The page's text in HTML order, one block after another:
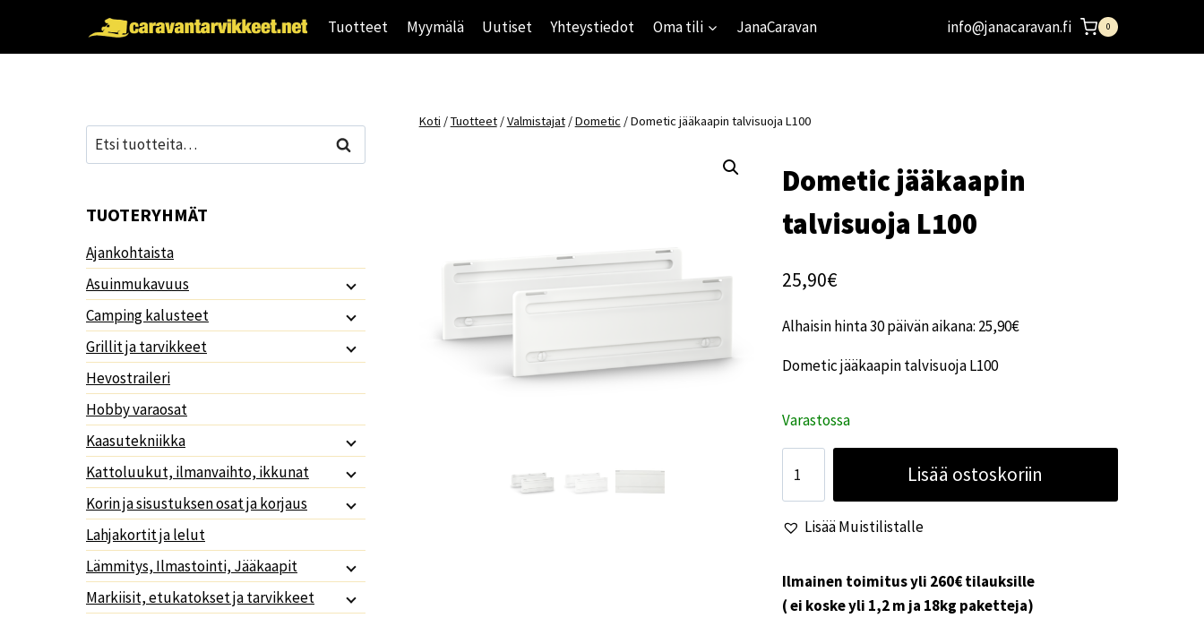
Tuotteet Myymälä Uutiset Yhteystiedot Oma tili JanaCaravan info@janacaravan.fi 0
Koti /Tuotteet /Valmistajat /Dometic /Dometic jääkaapin talvisuoja L100
Dometic jääkaapin
talvisuoja L100
25,90€
Alhaisin hinta 30 päivän aikana: 25,90€
Dometic jääkaapin talvisuoja L100
Varastossa
jääkaapin
talvisuoja
L100
Lisää ostoskoriin
Lisää Muistilistalle
Ilmainen toimitus yli 260€ tilauksille
( ei koske yli 1,2 m ja 18kg paketteja)
Etsi: Haku
TUOTERYHMÄT
Ajankohtaista
Asuinmukavuus
Camping kalusteet
Grillit ja tarvikkeet
Hevostraileri
Hobby varaosat
Kaasutekniikka
Kattoluukut, ilmanvaihto, ikkunat
Korin ja sisustuksen osat ja korjaus
Lahjakortit ja lelut
Lämmitys, Ilmastointi, Jääkaapit
Markiisit, etukatokset ja tarvikkeet